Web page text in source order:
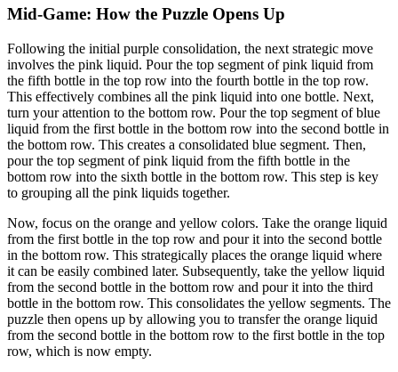
Mid-Game: How the Puzzle Opens Up
Following the initial purple consolidation, the next strategic move
involves the pink liquid. Pour the top segment of pink liquid from
the fifth bottle in the top row into the fourth bottle in the top row.
This effectively combines all the pink liquid into one bottle. Next,
turn your attention to the bottom row. Pour the top segment of blue
liquid from the first bottle in the bottom row into the second bottle in
the bottom row. This creates a consolidated blue segment. Then,
pour the top segment of pink liquid from the fifth bottle in the
bottom row into the sixth bottle in the bottom row. This step is key
to grouping all the pink liquids together.
Now, focus on the orange and yellow colors. Take the orange liquid
from the first bottle in the top row and pour it into the second bottle
in the bottom row. This strategically places the orange liquid where
it can be easily combined later. Subsequently, take the yellow liquid
from the second bottle in the bottom row and pour it into the third
bottle in the bottom row. This consolidates the yellow segments. The
puzzle then opens up by allowing you to transfer the orange liquid
from the second bottle in the bottom row to the first bottle in the top
row, which is now empty.